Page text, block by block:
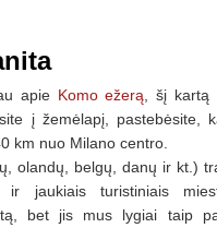
apie Komo ežerą , šį
į žemėlapį, pastebėsite,
km nuo Milano centro.
olandų, belgų, danų ir kt.)
ir jaukiais turistiniais
bet jis mus lygiai taip